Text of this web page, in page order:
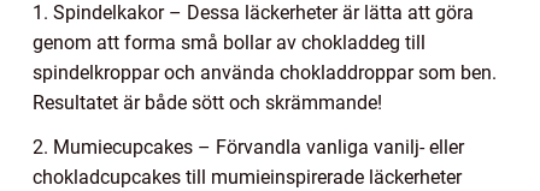
1. Spindelkakor – Dessa läckerheter är lätta att göra
genom att forma små bollar av chokladdeg till
spindelkroppar och använda chokladdroppar som ben.
Resultatet är både sött och skrämmande!
2. Mumiecupcakes – Förvandla vanliga vanilj- eller
chokladcupcakes till mumieinspirerade läckerheter